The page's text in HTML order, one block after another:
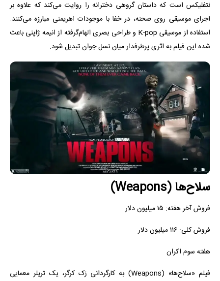
نتفلیکس است که داستان گروهی دخترانه را روایت می‌کند که علاوه بر
اجرای موسیقی روی صحنه، در خفا با موجودات اهریمنی مبارزه می‌کنند.
استفاده از موسیقی K-pop و طراحی بصری الهام‌گرفته از انیمه ژاپنی باعث
شده این فیلم به اثری پرطرفدار میان نسل جوان تبدیل شود.
سلاح‌ها (Weapons)
فروش آخر هفته: ۱۵ میلیون دلار
فروش کلی: ۱۱۶ میلیون دلار
هفته سوم اکران
فیلم «سلاح‌ها» (Weapons) به کارگردانی زک کرگر، یک تریلر معمایی